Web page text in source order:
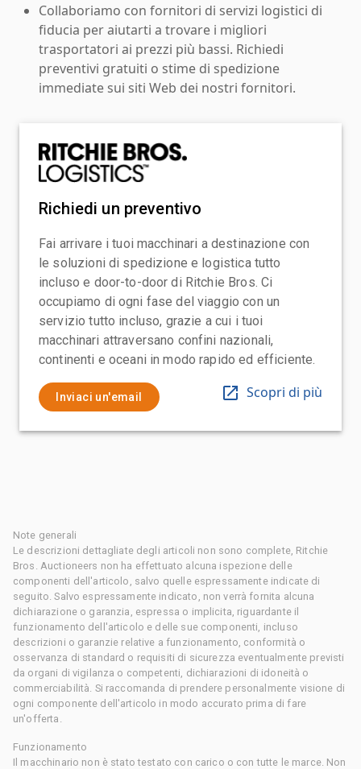
Collaboriamo con fornitori di servizi logistici di
fiducia per aiutarti a trovare i migliori
trasportatori ai prezzi più bassi. Richiedi
preventivi gratuiti o stime di spedizione
immediate sui siti Web dei nostri fornitori.
Richiedi un preventivo
Fai arrivare i tuoi macchinari a destinazione con
le soluzioni di spedizione e logistica tutto
incluso e door-to-door di Ritchie Bros. Ci
occupiamo di ogni fase del viaggio con un
servizio tutto incluso, grazie a cui i tuoi
macchinari attraversano confini nazionali,
continenti e oceani in modo rapido ed efficiente.
Inviaci un'email Scopri di più
Note generali
Le descrizioni dettagliate degli articoli non sono complete, Ritchie
Bros. Auctioneers non ha effettuato alcuna ispezione delle
componenti dell'articolo, salvo quelle espressamente indicate di
seguito. Salvo espressamente indicato, non verrà fornita alcuna
dichiarazione o garanzia, espressa o implicita, riguardante il
funzionamento dell'articolo e delle sue componenti, incluso
descrizioni o garanzie relative a funzionamento, conformità o
osservanza di standard o requisiti di sicurezza eventualmente previsti
da organi di vigilanza o competenti, dichiarazioni di idoneità o
commerciabilità. Si raccomanda di prendere personalmente visione di
ogni componente dell'articolo in modo accurato prima di fare
un'offerta.
Funzionamento
Il macchinario non è stato testato con carico o con tutte le marce. Non